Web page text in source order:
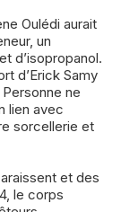
Oulédi aurait
un
d’isopropanol.
d’Erick Samy
ne
lien avec
sorcellerie et
et des
le corps